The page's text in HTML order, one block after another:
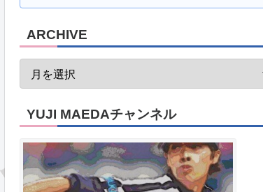
ARCHIVE
YUJI MAEDAチャンネル